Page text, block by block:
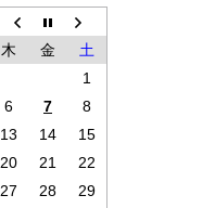
木 金
土
1
6 7
8
13 14
15
20 21
22
27 28
29